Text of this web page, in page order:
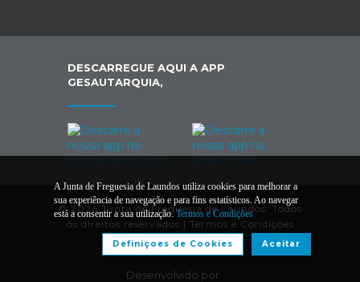
DESCARREGUE AQUI A APP
GESAUTARQUIA,
© 2026 Junta de Freguesia de Laundos. Todos
os direitos reservados | Termos e Condições
Desenvolvido por:
A Junta de Freguesia de Laundos utiliza cookies para melhorar a
sua experiência de navegação e para fins estatísticos. Ao navegar
está a consentir a sua utilização. Termos e Condições
Aceitar
Definiçoes de Cookies